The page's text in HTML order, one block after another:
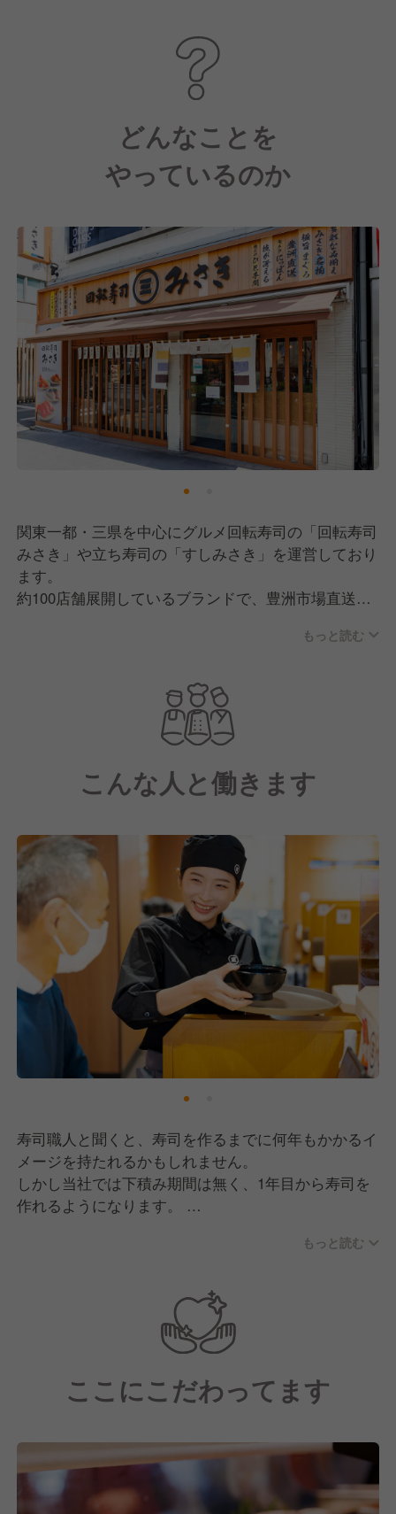
暇 結婚休暇 忌引休暇 公務休
暇 子の看護休暇 生理休暇
どんなことを
やっているのか
関東一都・三県を中心にグルメ回転寿司の「回転寿司
みさき」や立ち寿司の「すしみさき」を運営しており
ます。
約100店舗展開しているブランドで、豊洲市場直送の
もっと読む
こんな人と働きます
寿司職人と聞くと、寿司を作るまでに何年もかかるイ
メージを持たれるかもしれません。
しかし当社では下積み期間は無く、1年目から寿司を
作れるようになります。
入社後の新人研修は1ヶ月間！研修トレーナーのもと
店舗研修では実践経験を積んでいただき、2ヶ月目に
「包丁を握るのは初めて」「接客が初めて」という人
も、基本的な技術から身につけられる研修です。調理
が得意な方、接客が好きな方、様々な方が活躍できる
最初から出来る人はいません。少しずつ店長への道を
歩んでいきましょう！
もっと読む
ここにこだわってます